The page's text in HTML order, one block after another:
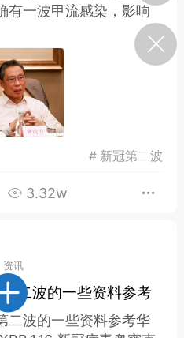
理肺清瘟膏】
膏】？
2
卫通：内经视角
养要义
童 0
有一波甲流感染，影响
# 新冠第二波
3.32w
资讯
二波的一些资料参考
二波的一些资料参考华